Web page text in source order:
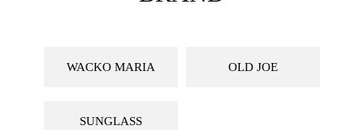
WACKO MARIA OLD JOE
SUNGLASS